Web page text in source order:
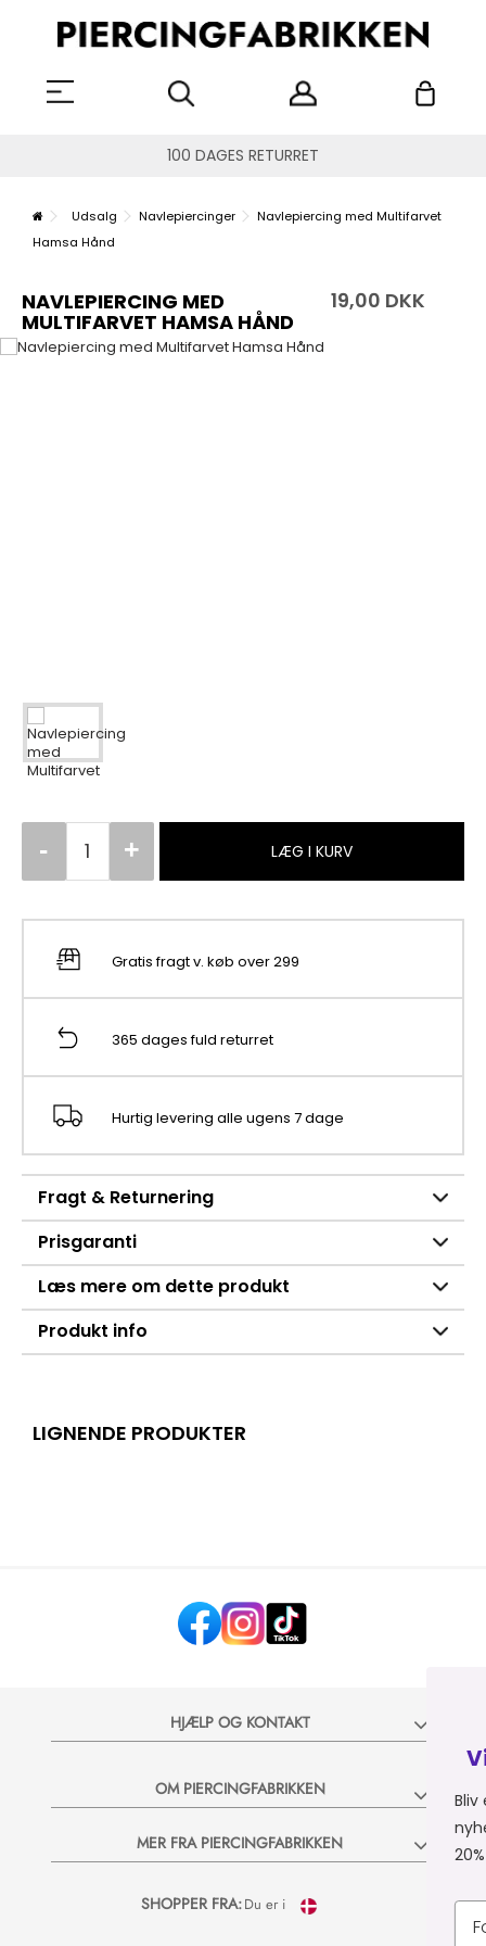
100 DAGES RETURRET
Udsalg Navlepiercinger
Navlepiercing med Multifarvet
Hamsa Hånd
NAVLEPIERCING MED
MULTIFARVET HAMSA HÅND
19,00 DKK
LÆG I KURV
Gratis fragt v. køb over 299
365 dages fuld returret
Hurtig levering alle ugens 7 dage
Fragt & Returnering
Prisgaranti
Læs mere om dette produkt
Produkt info
LIGNENDE PRODUKTER
HJÆLP OG KONTAKT
OM PIERCINGFABRIKKEN
MER FRA PIERCINGFABRIKKEN
SHOPPER FRA:Du er i
Vil du have
Bliv en del af
nyheder og vilde tilbud
20% rabatkode til dit